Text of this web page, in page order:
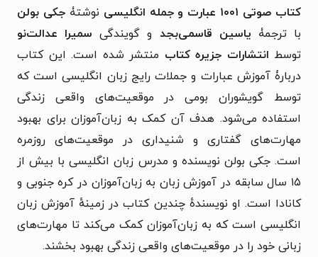
کتاب صوتی ۱۰۰۱ عبارت و جمله انگلیسی نوشتۀجکی بولن
با ترجمۀ یاسین قاسمی‌بجد و گویندگی سمیرا عدالت‌نو
توسط انتشارات جزیره کتاب منتشر شده است. این کتاب
دربارۀ آموزش عبارات و جملات رایج زبان انگلیسی است که
توسط گویشوران بومی در موقعیت‌های واقعی زندگی
استفاده می‌شود. هدف آن کمک به زبان‌آموزان برای بهبود
مهارت‌های گفتاری و شنیداری در موقعیت‌های روزمره
است. جکی بولن نویسنده و مدرس زبان انگلیسی با بیش از
۱۵ سال سابقه در آموزش زبان به زبان‌آموزان در کره جنوبی و
کانادا است. او نویسندهٔ چندین کتاب در زمینهٔ آموزش زبان
انگلیسی است که به زبان‌آموزان کمک می‌کند تا مهارت‌های
زبانی خود را در موقعیت‌های واقعی زندگی بهبود بخشند.